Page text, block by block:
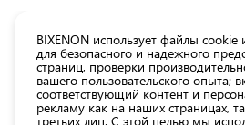
Все
товары
магазина
BIXENON использует файлы cookie
для безопасного и надежного
страниц, проверки
вашего пользовательского опыта;
соответствующий контент и
рекламу как на наших страницах,
третьих лиц. С этой целью мы